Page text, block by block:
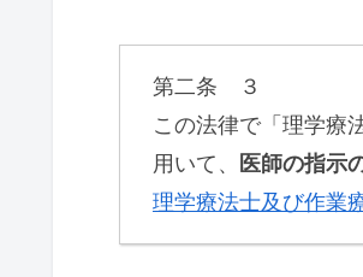
第二条 ３
この法律で「理学療
用いて、
医師の指示
理学療法士及び作業